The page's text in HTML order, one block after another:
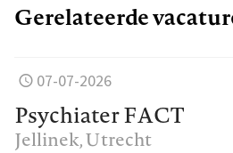
Gerelateerde
07-07-2026
Psychiater FACT
Jellinek, Utrecht